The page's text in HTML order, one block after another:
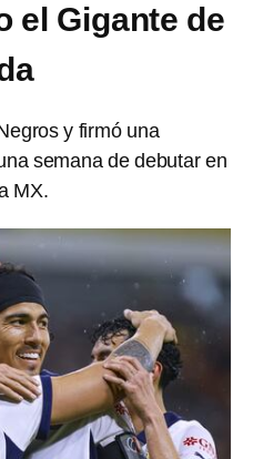
el Gigante de
y firmó una
semana de debutar en
MX.